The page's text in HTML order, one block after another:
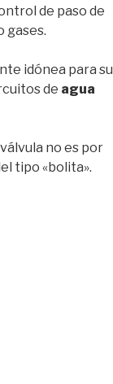
de paso de
gases.
idónea para su
de agua
no es por
tipo «bolita».